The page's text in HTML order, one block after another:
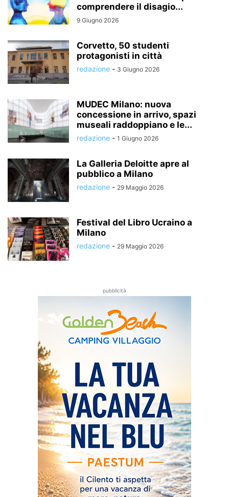
comprendere il disagio...
9 Giugno 2026
Corvetto, 50 studenti
protagonisti in città
redazione - 3 Giugno 2026
MUDEC Milano: nuova
concessione in arrivo, spazi
museali raddoppiano e le...
redazione - 1 Giugno 2026
La Galleria Deloitte apre al
pubblico a Milano
redazione - 29 Maggio 2026
Festival del Libro Ucraino a
Milano
redazione - 29 Maggio 2026
pubblicità